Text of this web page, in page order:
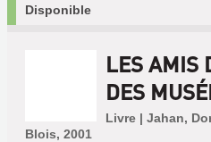
Disponible
LES AMIS
DES
Livre | Jahan,
Blois, 2001